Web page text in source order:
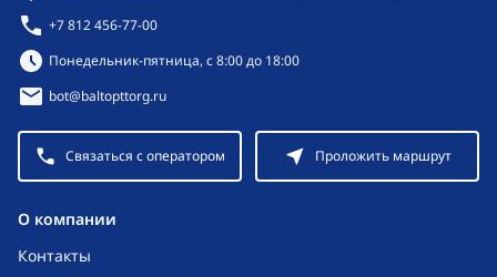
O компании
Контакты
+7 812 456-77-00
Режим работы:
Понедельник-пятница, с 8:00 до 18:00
bot@baltopttorg.ru
Связаться с оператором Проложить маршрут